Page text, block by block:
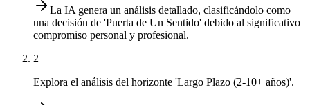
La IA genera un análisis detallado, clasificándolo como
una decisión de 'Puerta de Un Sentido' debido al significativo
compromiso personal y profesional.
2
Explora el análisis del horizonte 'Largo Plazo (2-10+ años)'.